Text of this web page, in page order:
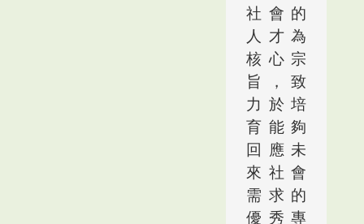
社會的
人才為
核心宗
旨，致
力於培
育能夠
回應未
來社會
需求的
優秀專